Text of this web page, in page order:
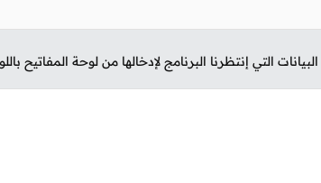
التي إنتظرنا البرنامج لإدخالها من لوحة المفاتيح